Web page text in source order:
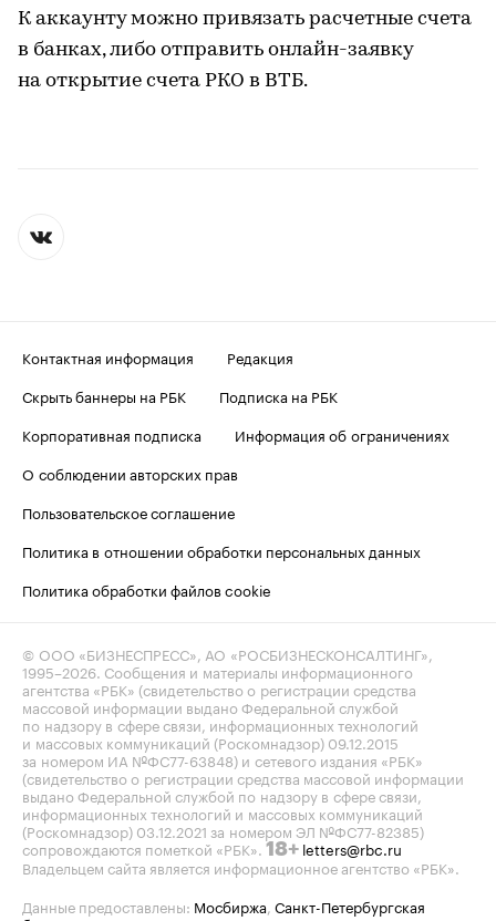
К аккаунту можно привязать расчетные счета
в банках, либо отправить онлайн-заявку
на открытие счета РКО в ВТБ.
Контактная информация
Редакция
Скрыть баннеры на РБК
Подписка на РБК
Корпоративная подписка
Информация об ограничениях
О соблюдении авторских прав
Пользовательское соглашение
Политика в отношении обработки персональных данных
Политика обработки файлов cookie
© ООО «БИЗНЕСПРЕСС», АО «РОСБИЗНЕСКОНСАЛТИНГ»,
1995–2026. Сообщения и материалы информационного
агентства «РБК» (свидетельство о регистрации средства
массовой информации выдано Федеральной службой
по надзору в сфере связи, информационных технологий
и массовых коммуникаций (Роскомнадзор) 09.12.2015
за номером ИА №ФС77-63848) и сетевого издания «РБК»
(свидетельство о регистрации средства массовой информации
выдано Федеральной службой по надзору в сфере связи,
информационных технологий и массовых коммуникаций
(Роскомнадзор) 03.12.2021 за номером ЭЛ №ФС77-82385)
сопровождаются пометкой «РБК». 18+ letters@rbc.ru
Владельцем сайта является информационное агентство «РБК».
Данные предоставлены: Мосбиржа, Санкт-Петербургская